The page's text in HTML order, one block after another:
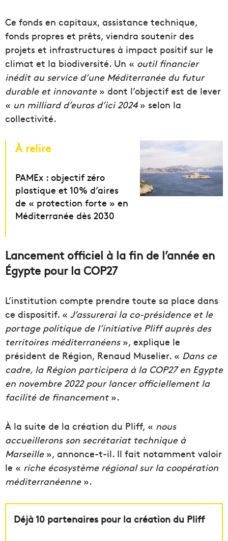
Ce fonds en capitaux, assistance technique,
fonds propres et prêts, viendra soutenir des
projets et infrastructures à impact positif sur le
climat et la biodiversité. Un « outil financier
inédit au service d’une Méditerranée du futur
durable et innovante» dont l’objectif est de lever
« un milliard d’euros d’ici 2024» selon la
collectivité.
À relire
PAMEx : objectif zéro
plastique et 10% d’aires
de « protection forte » en
Méditerranée dès 2030
Lancement officiel à la fin de l’année en
Égypte pour la COP27
L’institution compte prendre toute sa place dans
ce dispositif. « J’assurerai la co-présidence et le
portage politique de l’initiative Pliff auprès des
territoires méditerranéens», explique le
président de Région, Renaud Muselier. « Dans ce
cadre, la Région participera à la COP27 en Egypte
en novembre 2022 pour lancer officiellement la
facilité de financement».
À la suite de la création du Pliff, « nous
accueillerons son secrétariat technique à
Marseille», annonce-t-il. Il fait notamment valoir
le « riche écosystème régional sur la coopération
méditerranéenne».
Déjà 10 partenaires pour la création du Pliff